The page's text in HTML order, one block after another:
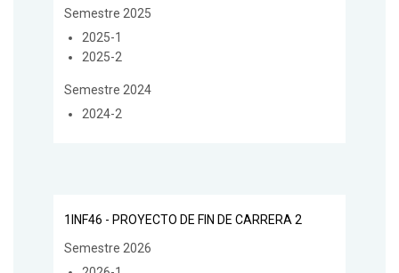
Semestre 2025
2025-1
2025-2
Semestre 2024
2024-2
1INF46 - PROYECTO DE FIN DE CARRERA 2
Semestre 2026